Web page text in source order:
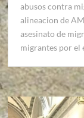
abusos contra
alineacion de
asesinato de
migrantes por el